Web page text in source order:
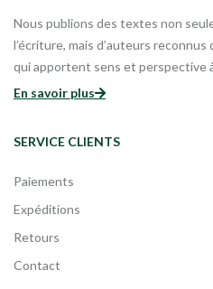
Nous publions des textes non
l’écriture, mais d’auteurs
qui apportent sens et perspective
En savoir plus
SERVICE CLIENTS
Paiements
Expéditions
Retours
Contact